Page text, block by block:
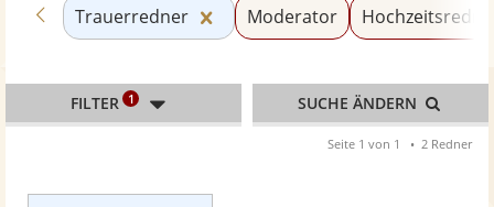
Zurück zu «Moderatoren & Redner»
Trauerredner Kategorie «Trauerredner»
Moderator
FILTER 1 SUCHE ÄNDERN
Seite 1 von 1 2 Redner